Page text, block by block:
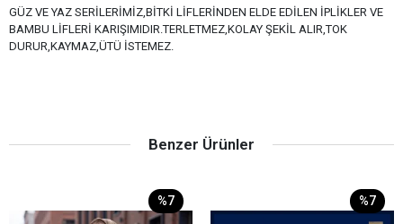
GÜZ VE YAZ SERİLERİMİZ,BİTKİ LİFLERİNDEN ELDE EDİLEN İPLİKLER VE
BAMBU LİFLERİ KARIŞIMIDIR.TERLETMEZ,KOLAY ŞEKİL ALIR,TOK
DURUR,KAYMAZ,ÜTÜ İSTEMEZ.
Benzer Ürünler
%7 %7